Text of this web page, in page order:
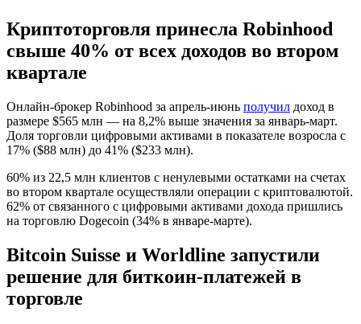
Криптоторговля принесла Robinhood
свыше 40% от всех доходов во втором
квартале
Онлайн-брокер Robinhood за апрель-июнь получил доход в
размере $565 млн ​​— на 8,2% выше значения за январь-март.
Доля торговли цифровыми активами в показателе возросла с
17% ($88 млн) до 41% ($233 млн).
60% из 22,5 млн клиентов с ненулевыми остатками на счетах
во втором квартале осуществляли операции с криптовалютой.
62% от связанного с цифровыми активами дохода пришлись
на торговлю Dogecoin (34% в январе-марте).
Bitcoin Suisse и Worldline запустили
решение для биткоин-платежей в
торговле